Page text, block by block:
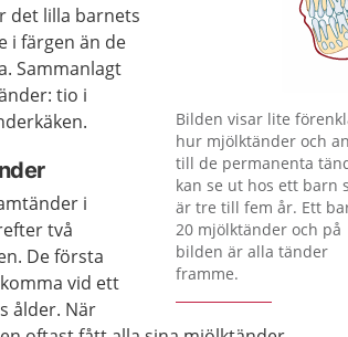
Förstora bilden
Bilden visar lite
hur mjölktänder och
till de permanenta
kan se ut hos ett barn
är tre till fem år. Ett
20 mjölktänder och på
bilden är alla tänder
framme.
det lilla barnets
i färgen än de
Sammanlagt
tio i
i
två
De första
vid ett
ålder. När